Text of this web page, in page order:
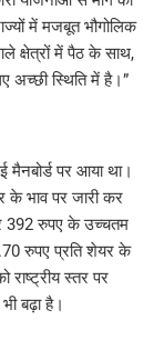
में मजबूत भौगोलिक
क्षेत्रों में पैठ के साथ,
अच्छी स्थिति में है।”
पर आया था।
भाव पर जारी कर
392 रुपए के उच्चतम
रुपए प्रति शेयर के
स्तर पर
बढ़ा है।